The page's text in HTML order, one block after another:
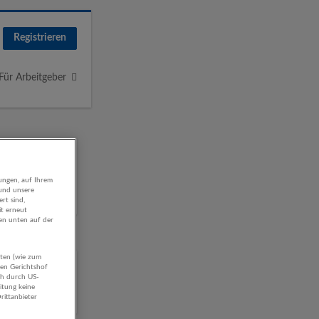
Registrieren
Für Arbeitgeber
auf Ihrem
unsere
sind,
erneut
unten auf der
(wie zum
Gerichtshof
durch US-
keine